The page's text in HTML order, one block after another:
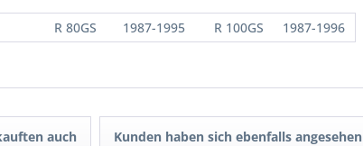
R 80GS 1987-1995 R 100GS 1987-1996
auch Kunden haben sich ebenfalls angesehen